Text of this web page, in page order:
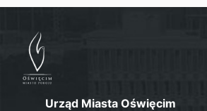
Urząd Miasta Oświęcim